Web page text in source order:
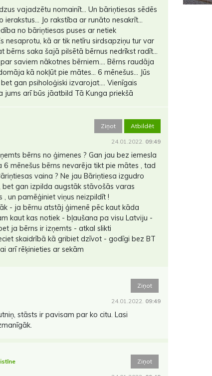
vajadzētu nomainīt... Un bāriņtiesas sēdēs
ierakstus... Jo rakstība ar runāto nesakrīt...
no bāriņtiesas puses ar netiek
nesaprotu, kā ar tik netīru sirdsapziņu tur var
bērns saka šajā pilsētā bērnus nedrīkst radīt...
saviem nākotnes bērniem.... Bērns raudāja
kā nokļūt pie mātes... 6 mēnešus... Jūs
gan psiholoģiski izvarojat.... Vienīgais
jums arī būs jāatbild Tā Kunga priekšā
Ziņot Atbildēt
24.01.2022. 09:49
bērns no ģimenes ? Gan jau bez iemesla
6 mēnešus bērns nevarēja tikt pie mātes , tad
vaina ? Ne jau Bāriņtiesa izgudro
bet gan izpilda augstāk stāvošās varas
, un pamēģiniet viņus neizpildīt !
- ja bērnu atstāj ģimenē pēc kaut kāda
kaut kas notiek - bļaušana pa visu Latviju -
ja bērns ir izņemts - atkal slikti
skaidrībā kā gribiet dzīvot - godīgi bez BT
arī rēķinieties ar sekām
Ziņot
24.01.2022. 09:49
stāsts ir pavisam par ko citu. Lasi
Ziņot